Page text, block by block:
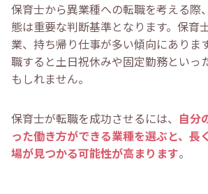
保育士から異業種への転職を考える際
態は重要な判断基準となります。保育
業、持ち帰り仕事が多い傾向にありま
職すると土日祝休みや固定勤務といっ
もしれません。
保育士が転職を成功させるには、 自分
った働き方ができる業種を選ぶと、長
場が見つかる可能性が高まります。